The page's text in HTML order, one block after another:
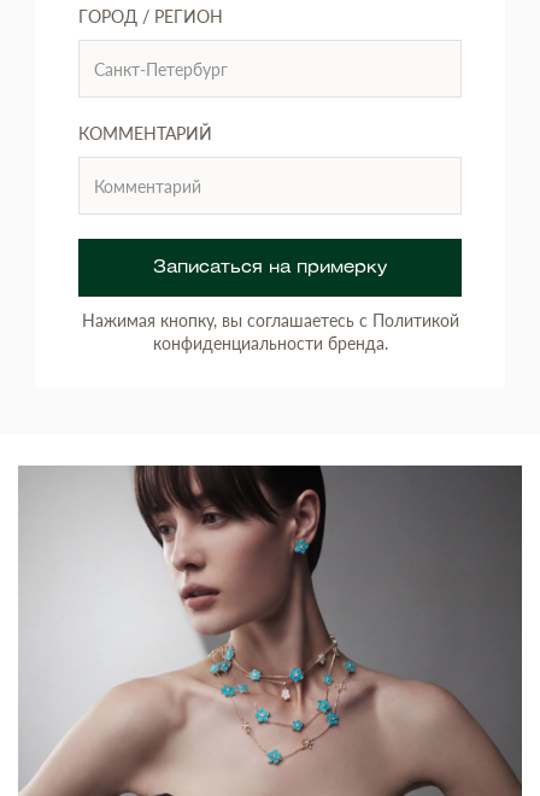
ГОРОД / РЕГИОН
КОММЕНТАРИЙ
Записаться на примерку
Нажимая кнопку, вы соглашаетесь с Политикой
конфиденциальности бренда.